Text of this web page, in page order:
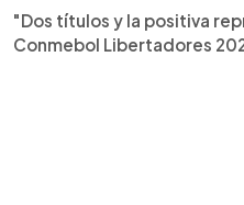
"Dos títulos y la positiva
Conmebol Libertadores